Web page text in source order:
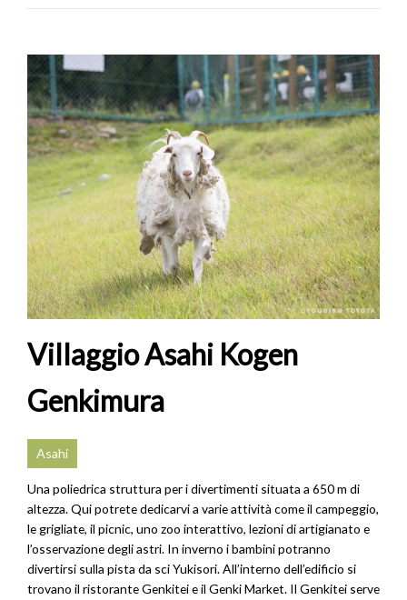
Villaggio Asahi Kogen
Genkimura
Asahi
Una poliedrica struttura per i divertimenti situata a 650 m di
altezza. Qui potrete dedicarvi a varie attività come il campeggio,
le grigliate, il picnic, uno zoo interattivo, lezioni di artigianato e
l’osservazione degli astri. In inverno i bambini potranno
divertirsi sulla pista da sci Yukisori. All’interno dell’edificio si
trovano il ristorante Genkitei e il Genki Market. Il Genkitei serve